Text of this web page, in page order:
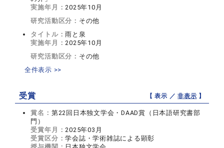
実施年月：2025年10月
研究活動区分： その他
タイトル：雨と泉
実施年月：2025年10月
研究活動区分： その他
全件表示 >>
受賞 【 表示 ／非表示 】
賞名： 第22回日本独文学会・DAAD賞（日本語研究書部
門）
受賞年月：2025年03月
受賞区分：学会誌・学術雑誌による顕彰